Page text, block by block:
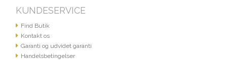
KUNDESERVICE
Find Butik
Kontakt os
Garanti og udvidet garanti
Handelsbetingelser